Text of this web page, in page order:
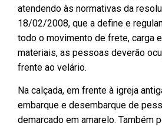
atendendo às normativas da
18/02/2008, que a define e
todo o movimento de frete, carga
materiais, as pessoas deverão
frente ao velário.
Na calçada, em frente à igreja
embarque e desembarque de
demarcado em amarelo. Também